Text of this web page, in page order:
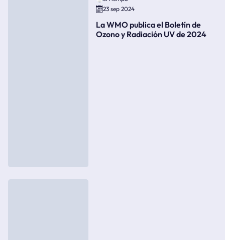
23 sep 2024
La WMO publica el Boletín de
Ozono y Radiación UV de 2024